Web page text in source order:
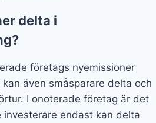
delta i
företags nyemissioner
även småsparare delta och
I onoterade företag är det
endast kan delta